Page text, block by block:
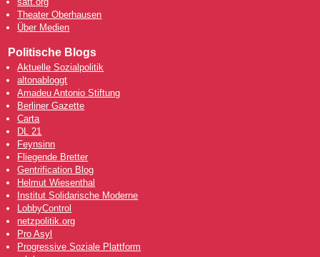
Theater Oberhausen
Über Medien
Politische Blogs
Aktuelle Sozialpolitik
altonabloggt
Amadeu Antonio Stiftung
Berliner Gazette
Carta
DL 21
Feynsinn
Fliegende Bretter
Gentrification Blog
Helmut Wiesenthal
Institut Solidarische Moderne
LobbyControl
netzpolitik.org
Pro Asyl
Progressive Soziale Plattform